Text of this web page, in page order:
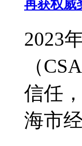
再获权威
2023
（
信任
海市